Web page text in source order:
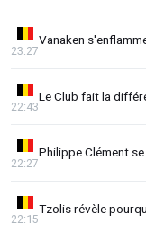
Vanaken
23:27
Le Club fait la
22:43
Philippe Clément
22:27
Tzolis révèle
22:15